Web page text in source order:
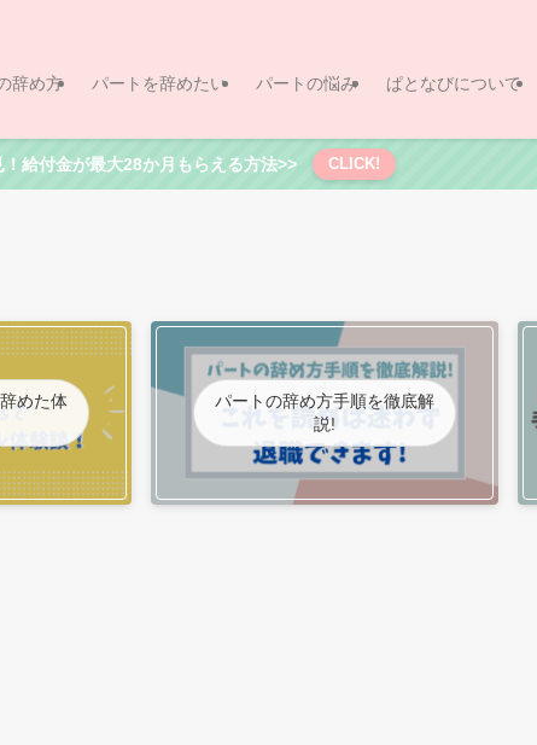
辞め方 パートを辞めたい パートの悩み ぱとなびについて
給付金が最大28か月もらえる方法>> CLICK!
めた体
パートの辞め方手順を徹底解
説!